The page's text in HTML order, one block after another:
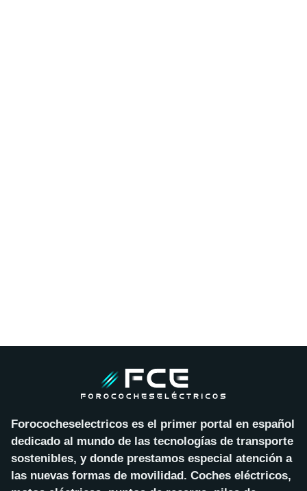
Forococheselectricos es el primer portal en español
dedicado al mundo de las tecnologías de transporte
sostenibles, y donde prestamos especial atención a
las nuevas formas de movilidad. Coches eléctricos,